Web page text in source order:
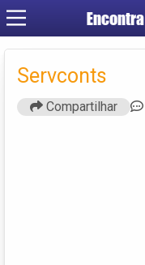
Encontra
Servconts
Compartilhar